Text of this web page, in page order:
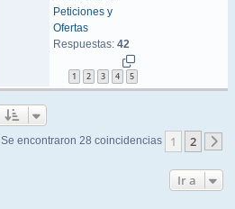
Peticiones y
Ofertas
Respuestas: 42
1 2 3 4 5
Se encontraron 28 coincidencias 1 2
Ir a